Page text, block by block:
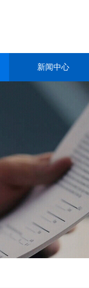
家集真空镀膜电源的研发、
家集真空镀膜电源的研发、
新闻中心
家集真空镀膜电源的研发、
家集真空镀膜电源的研发、
家集真空镀膜电源的研发、